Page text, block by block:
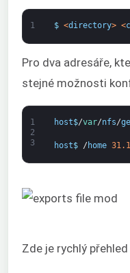
1 $ <directory> <
Pro dva adresáře,
stejné možnosti
1
2
3
host$/var/nfs/
host$ / home
Zde je rychlý